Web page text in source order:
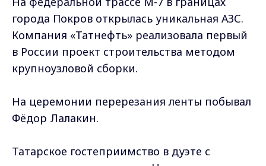
города Покров открылась уникальная АЗС.
Компания «Татнефть» реализовала первый
в России проект строительства методом
крупноузловой сборки.
На церемонии перерезания ленты побывал
Фёдор Лалакин.
Татарское гостеприимство в дуэте с